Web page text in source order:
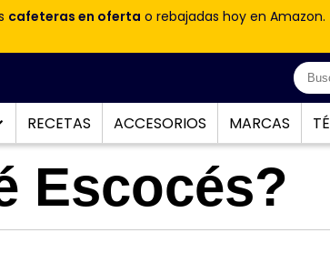
cafeteras en oferta o rebajadas hoy en Amazon.
RECETAS ACCESORIOS MARCAS TÉ
Escocés?